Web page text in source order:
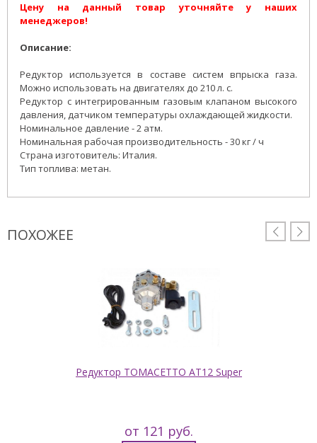
Цену на данный товар уточняйте у наших
менеджеров!
Описание:
Редуктор используется в составе систем впрыска газа.
Можно использовать на двигателях до 210 л. с.
Редуктор с интегрированным газовым клапаном высокого
давления, датчиком температуры охлаждающей жидкости.
Номинальное давление - 2 атм.
Номинальная рабочая производительность - 30 кг / ч
Страна изготовитель: Италия.
Тип топлива: метан.
 
ПОХОЖЕЕ
Редуктор ТОМАСЕТТО AT12 Super
от 121 руб.